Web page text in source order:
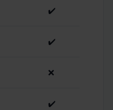
weiter. Unsere
Nutzung der Dienste
✔️
✔️
❌
✔️